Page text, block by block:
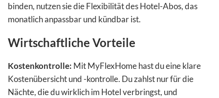
binden, nutzen sie die Flexibilität des Hotel-Abos, das
monatlich anpassbar und kündbar ist.
Wirtschaftliche Vorteile
Kostenkontrolle: Mit MyFlexHome hast du eine klare
Kostenübersicht und -kontrolle. Du zahlst nur für die
Nächte, die du wirklich im Hotel verbringst, und